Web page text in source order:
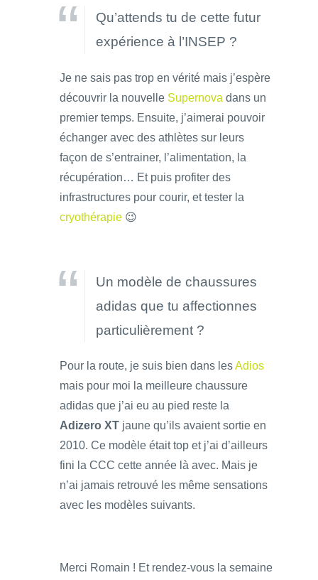
Qu’attends tu de cette futur
expérience à l’INSEP ?
Je ne sais pas trop en vérité mais j’espère
découvrir la nouvelle Supernova dans un
premier temps. Ensuite, j’aimerai pouvoir
échanger avec des athlètes sur leurs
façon de s’entrainer, l’alimentation, la
récupération… Et puis profiter des
infrastructures pour courir, et tester la
cryothérapie 😉
Un modèle de chaussures
adidas que tu affectionnes
particulièrement ?
Pour la route, je suis bien dans lesAdios
mais pour moi la meilleure chaussure
adidas que j’ai eu au pied reste la
Adizero XT jaune qu’ils avaient sortie en
2010. Ce modèle était top et j’ai d’ailleurs
fini la CCC cette année là avec. Mais je
n’ai jamais retrouvé les même sensations
avec les modèles suivants.
Merci Romain ! Et rendez-vous la semaine